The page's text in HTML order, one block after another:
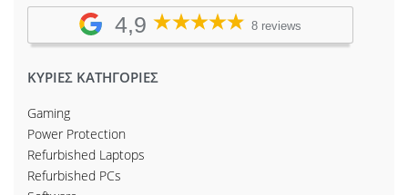
4,9 8 reviews
ΚΥΡΙΕΣ ΚΑΤΗΓΟΡΙΕΣ
Gaming
Power Protection
Refurbished Laptops
Refurbished PCs